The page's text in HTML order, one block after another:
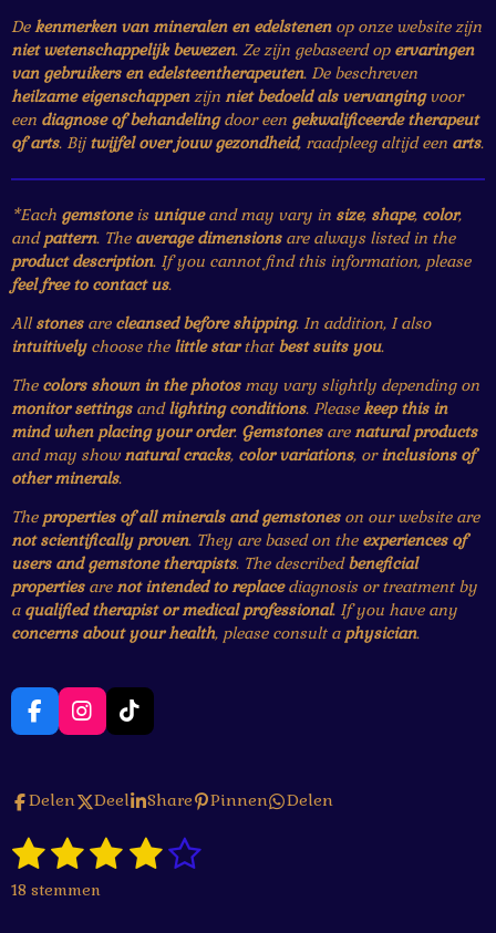
Dekenmerken van mineralen en edelstenenop onze website zijn
niet wetenschappelijk bewezen. Ze zijn gebaseerd op ervaringen
van gebruikers en edelsteentherapeuten. De beschreven
heilzame eigenschappenzijn niet bedoeld als vervangingvoor
een diagnose of behandelingdoor een gekwalificeerde therapeut
of arts. Bijtwijfel over jouw gezondheid, raadpleeg altijd een arts.
*Each gemstoneis uniqueand may vary in size, shape, color,
andpattern. The average dimensionsare always listed in the
product description. If you cannot find this information, please
feel free to contact us.
Allstonesare cleansed before shipping. In addition, I also
intuitivelychoose the little starthat best suits you.
The colors shown in the photosmay vary slightly depending on
monitor settingsandlighting conditions. Pleasekeep this in
mind when placing your order. Gemstonesarenatural products
and may shownatural cracks, color variations, orinclusions of
other minerals.
The properties of all minerals and gemstoneson our website are
not scientifically proven. They are based on the experiences of
users and gemstone therapists. The describedbeneficial
propertiesarenot intended to replacediagnosis or treatment by
a qualified therapist or medical professional. If you have any
concerns about your health, please consult a physician.
F
a
b
o
k
I
n
a
r
m
T
i
o
Delen Deel Share Pinnen Delen
R
a
t
1
s
2
s
3
s
4 5
S
18 stemmen